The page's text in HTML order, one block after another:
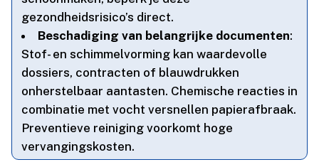
gezondheidsrisico’s direct.​
Beschadiging van belangrijke documenten:
Stof- en schimmelvorming kan waardevolle
dossiers, contracten of blauwdrukken
onherstelbaar aantasten.​ Chemische reacties in
combinatie met vocht versnellen papierafbraak.​
Preventieve reiniging voorkomt hoge
vervangingskosten.​